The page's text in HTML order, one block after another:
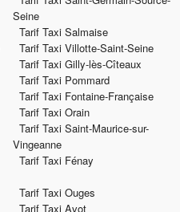
Seine
Tarif Taxi Salmaise
Tarif Taxi Villotte-Saint-Seine
Tarif Taxi Gilly-lès-Cîteaux
Tarif Taxi Pommard
Tarif Taxi Fontaine-Française
Tarif Taxi Orain
Tarif Taxi Saint-Maurice-sur-
Vingeanne
Tarif Taxi Fénay
Tarif Taxi Ouges
Tarif Taxi Avot